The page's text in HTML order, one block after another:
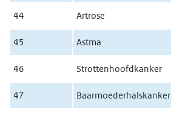
44 Artrose
45 Astma
46 Strottenhoofdkanker
47 Baarmoederhalskanker